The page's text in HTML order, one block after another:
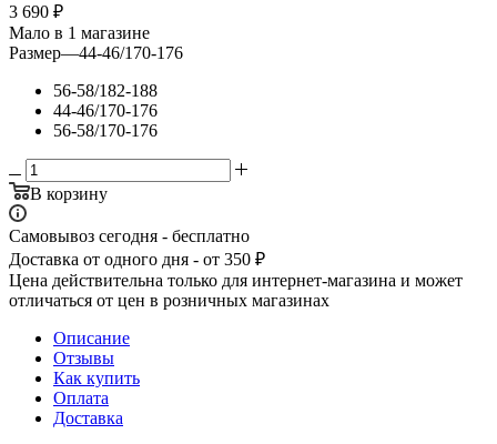
3 690 ₽
Мало в 1 магазине
Размер—44-46/170-176
56-58/182-188
44-46/170-176
56-58/170-176
В корзину
Самовывоз сегодня - бесплатно
Доставка от одного дня - от 350 ₽
Цена действительна только для интернет-магазина и может
отличаться от цен в розничных магазинах
Описание
Отзывы
Как купить
Оплата
Доставка